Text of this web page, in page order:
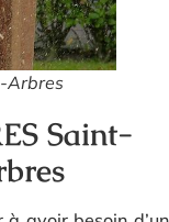
Arbres
Saint-